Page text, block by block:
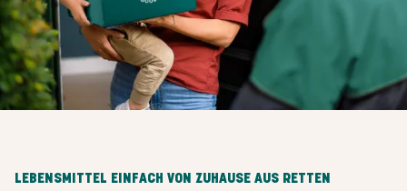
LEBENSMITTEL EINFACH VON ZUHAUSE AUS RETTEN